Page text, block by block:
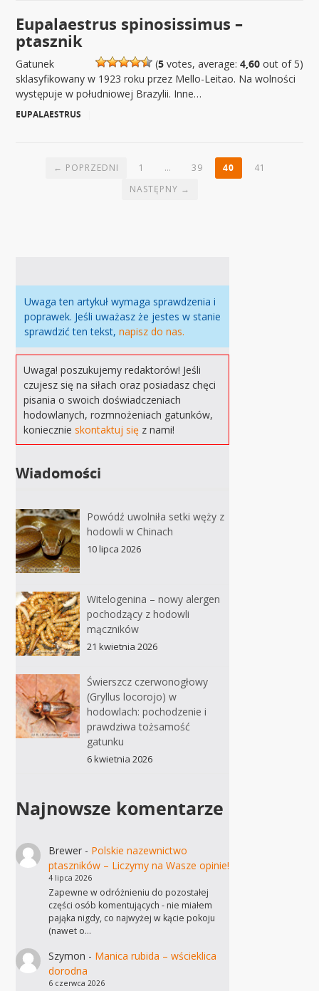
Eupalaestrus spinosissimus –
ptasznik
(5votes, average: 4,60out of 5)
Gatunek
sklasyfikowany w 1923 roku przez Mello-Leitao. Na wolności
występuje w południowej Brazylii. Inne…
EUPALAESTRUS
← POPRZEDNI 1 … 39 40
41
NASTĘPNY →
Uwaga ten artykuł wymaga sprawdzenia i
poprawek. Jeśli uważasz że jestes w stanie
sprawdzić ten tekst,napisz do nas.
Uwaga! poszukujemy redaktorów! Jeśli
czujesz się na siłach oraz posiadasz chęci
pisania o swoich doświadczeniach
hodowlanych, rozmnożeniach gatunków,
koniecznieskontaktuj się z nami!
Wiadomości
Powódź uwolniła setki węży z
hodowli w Chinach
10 lipca 2026
Witelogenina – nowy alergen
pochodzący z hodowli
mączników
21 kwietnia 2026
Świerszcz czerwonogłowy
(Gryllus locorojo) w
hodowlach: pochodzenie i
prawdziwa tożsamość
gatunku
6 kwietnia 2026
Najnowsze komentarze
Brewer- Polskie nazewnictwo
ptaszników – Liczymy na Wasze opinie!
4 lipca 2026
Zapewne w odróżnieniu do pozostałej
części osób komentujących - nie miałem
pająka nigdy, co najwyżej w kącie pokoju
(nawet o…
Szymon - Manica rubida – wścieklica
dorodna
6 czerwca 2026